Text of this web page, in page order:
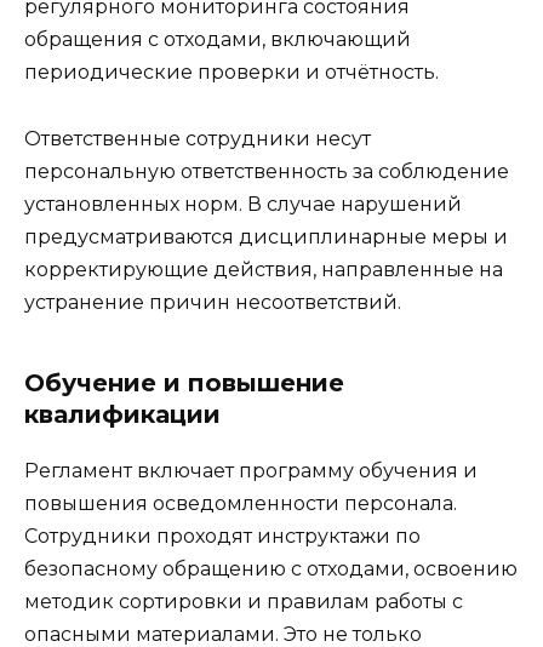
регулярного мониторинга состояния
обращения с отходами, включающий
периодические проверки и отчётность.
Ответственные сотрудники несут
персональную ответственность за соблюдение
установленных норм. В случае нарушений
предусматриваются дисциплинарные меры и
корректирующие действия, направленные на
устранение причин несоответствий.
Обучение и повышение
квалификации
Регламент включает программу обучения и
повышения осведомленности персонала.
Сотрудники проходят инструктажи по
безопасному обращению с отходами, освоению
методик сортировки и правилам работы с
опасными материалами. Это не только